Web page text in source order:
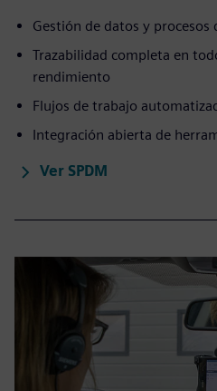
Gestión de datos y procesos
Trazabilidad completa en
rendimiento
Flujos de trabajo
Integración abierta de
Ver SPDM